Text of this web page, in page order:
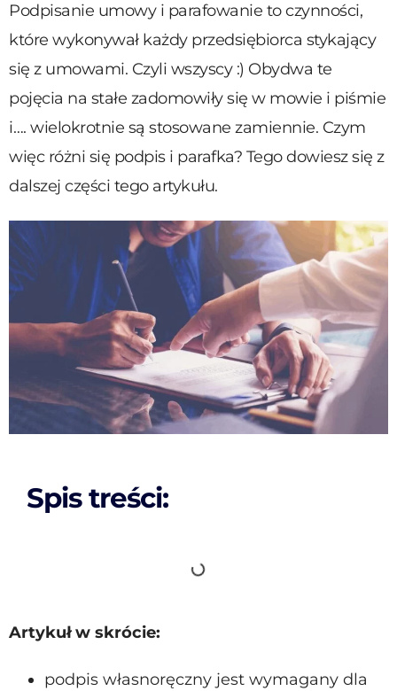
Podpisanie umowy i parafowanie to czynności,
które wykonywał każdy przedsiębiorca stykający
się z umowami. Czyli wszyscy :) Obydwa te
pojęcia na stałe zadomowiły się w mowie i piśmie
i…. wielokrotnie są stosowane zamiennie. Czym
więc różni się podpis i parafka? Tego dowiesz się z
dalszej części tego artykułu.
Spis treści:
Artykuł w skrócie:
podpis własnoręczny jest wymagany dla